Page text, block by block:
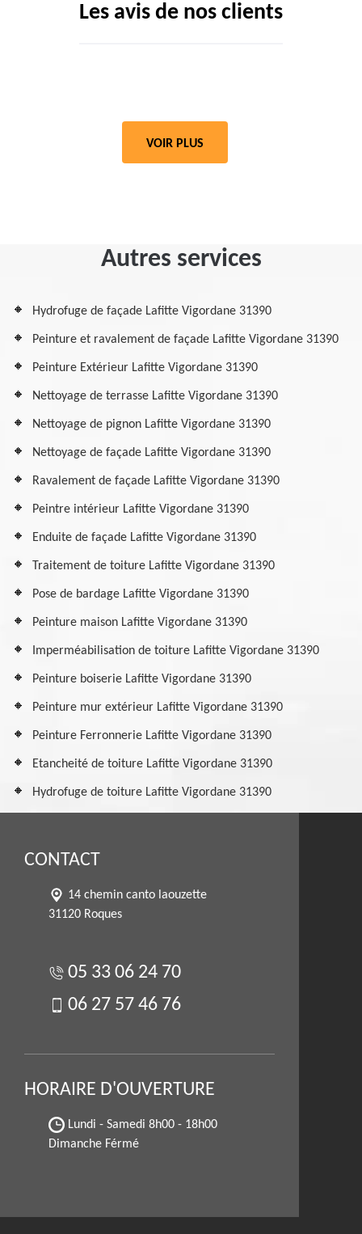
Les avis de nos clients
VOIR PLUS
Autres services
Hydrofuge de façade Lafitte Vigordane 31390
Peinture et ravalement de façade Lafitte Vigordane 31390
Peinture Extérieur Lafitte Vigordane 31390
Nettoyage de terrasse Lafitte Vigordane 31390
Nettoyage de pignon Lafitte Vigordane 31390
Nettoyage de façade Lafitte Vigordane 31390
Ravalement de façade Lafitte Vigordane 31390
Peintre intérieur Lafitte Vigordane 31390
Enduite de façade Lafitte Vigordane 31390
Traitement de toiture Lafitte Vigordane 31390
Pose de bardage Lafitte Vigordane 31390
Peinture maison Lafitte Vigordane 31390
Imperméabilisation de toiture Lafitte Vigordane 31390
Peinture boiserie Lafitte Vigordane 31390
Peinture mur extérieur Lafitte Vigordane 31390
Peinture Ferronnerie Lafitte Vigordane 31390
Etancheité de toiture Lafitte Vigordane 31390
Hydrofuge de toiture Lafitte Vigordane 31390
CONTACT
14 chemin canto laouzette
31120 Roques
05 33 06 24 70
06 27 57 46 76
HORAIRE D'OUVERTURE
Lundi - Samedi 8h00 - 18h00
Dimanche Férmé